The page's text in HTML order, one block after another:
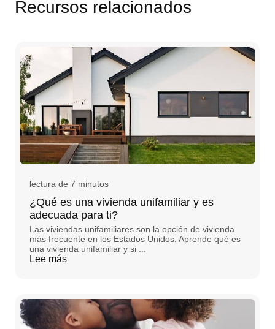
Recursos relacionados
lectura de 7 minutos
¿Qué es una vivienda unifamiliar y es
adecuada para ti?
Las viviendas unifamiliares son la opción de vivienda
más frecuente en los Estados Unidos. Aprende qué es
una vivienda unifamiliar y si ...
Lee más